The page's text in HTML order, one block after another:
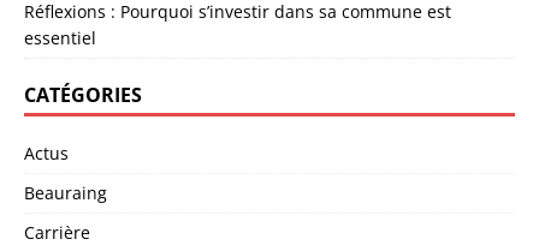
Réflexions : Pourquoi s’investir dans sa commune est
essentiel
CATÉGORIES
Actus
Beauraing
Carrière